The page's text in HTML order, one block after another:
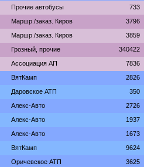
Прочие автобусы 733
Маршр./заказ. Киров 3796
Маршр./заказ. Киров 3859
Грозный, прочие 340422
Ассоциация АП 7836
ВятКамп 2826
Даровское АТП 350
Алекс-Авто 2726
Алекс-Авто 1937
Алекс-Авто 1673
ВятКамп 9624
Оричевское АТП 3625